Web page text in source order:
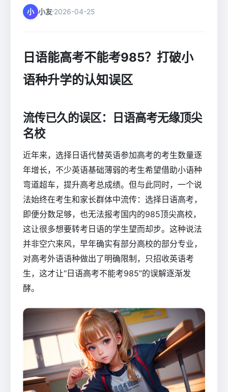
小 小友 2026-04-25
日语能高考不能考985？打破小
语种升学的认知误区
流传已久的误区：日语高考无缘顶尖
名校
近年来，选择日语代替英语参加高考的考生数量逐
年增长，不少英语基础薄弱的考生希望借助小语种
弯道超车，提升高考总成绩。但与此同时，一个说
法始终在考生和家长群体中流传：选择日语高考，
即便分数足够，也无法报考国内的985顶尖高校，
这让很多想要转考日语的学生望而却步。这种说法
并非空穴来风，早年确实有部分高校的部分专业，
对高考外语语种做出了明确限制，只招收英语考
生，这才让“日语高考不能考985”的误解逐渐发
酵。